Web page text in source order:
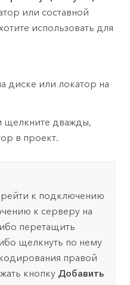
или составной
использовать для
диске или локатор на
щелкните дважды,
в проект.
к подключению
к серверу на
перетащить
щелкнуть по нему
правой
кнопкуДобавить